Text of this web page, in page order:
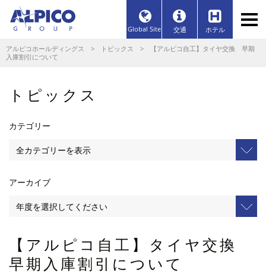
Global Site 交通 ホテル
アルピコホールディングス > トピックス > 【アルピコ自工】タイヤ交換 早期
入庫割引について
トピックス
カテゴリー
アーカイブ
【アルピコ自工】タイヤ交換
早期入庫割引について